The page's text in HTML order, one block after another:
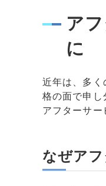
ア
に
近年は、多く
格の面で申し
アフターサー
なぜア